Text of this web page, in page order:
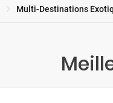
Multi-Destinations